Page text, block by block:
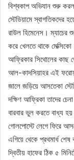
বিশ্বকাপ অভিযান শুরু
স্টেডিয়ামে স্বাগতিকদের
রাউল হিমেনেস। ম্যাচের
করে খেলতে থাকে
আফ্রিকার সিথোলের কাছ
আল-কাদসিয়াহর এই
জালে জড়িয়ে আসতেকা
দক্ষিণ আফ্রিকা তাদের
বারবার ভুল করতে বাধ্য
গোলপোস্টে লেগে ফিরে
এগিয়ে থেকে প্রথমার্ধ
দ্বিতীয় হাফের ঠিক ৫